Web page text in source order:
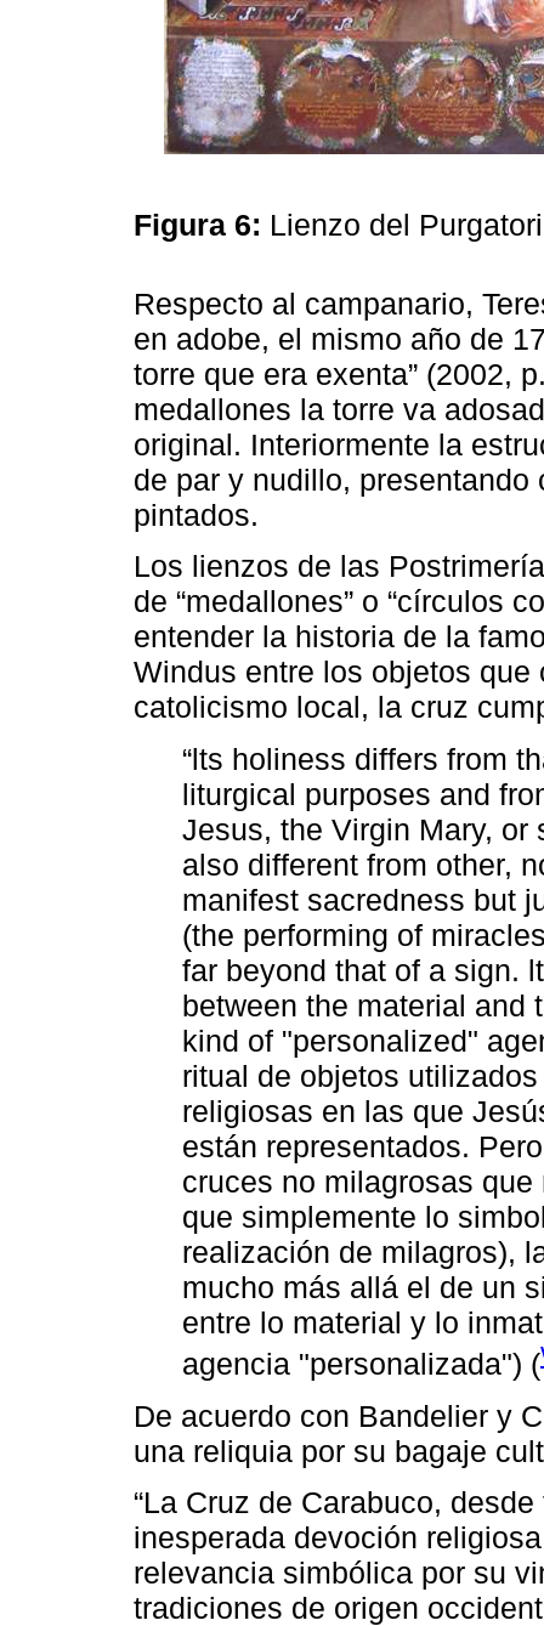
Figura 6: Lienzo del
Respecto al campanario,
en adobe, el mismo año de
torre que era exenta” (2002,
medallones la torre va
original. Interiormente la
de par y nudillo,
pintados.
Los lienzos de las
de “medallones” o “círculos
entender la historia de la
Windus entre los objetos
catolicismo local, la cruz
“lts holiness differs from
liturgical purposes and
Jesus, the Virgin Mary, or
also different from other,
manifest sacredness but
(the performing of
far beyond that of a sign.
between the material and
kind of "personalized"
ritual de objetos
religiosas en las que
están representados.
cruces no milagrosas
que simplemente lo
realización de milagros),
mucho más allá el de un
entre lo material y lo
agencia "personalizada") (
De acuerdo con Bandelier y
una reliquia por su bagaje
“La Cruz de Carabuco,
inesperada devoción
relevancia simbólica por su
tradiciones de origen